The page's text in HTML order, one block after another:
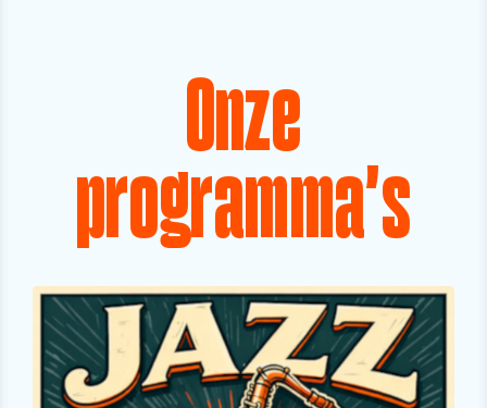
Onze
programma's